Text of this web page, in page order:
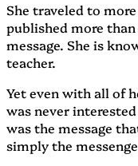
She traveled to
published more
message. She is
teacher.
Yet even with all of
was never
was the message
simply the